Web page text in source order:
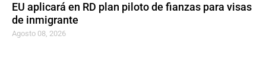
EU aplicará en RD plan piloto de fianzas para visas
de inmigrante
Agosto 08, 2026